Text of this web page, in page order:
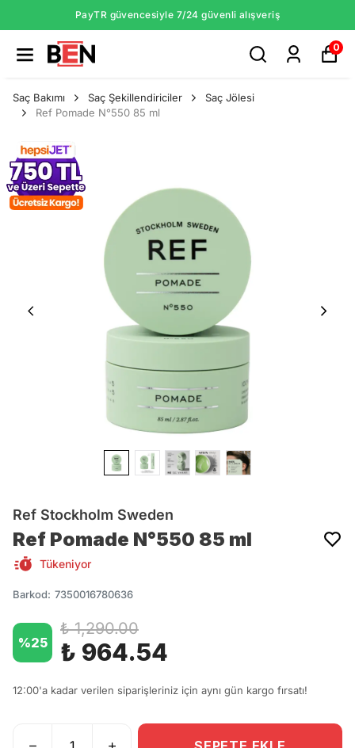
PayTR güvencesiyle 7/24 güvenli alışveriş
0
Saç Bakımı Saç Şekillendiriciler
Saç Jölesi
Ref Pomade N°550 85 ml
Ref Stockholm Sweden
Ref Pomade N°550 85 ml
Tükeniyor
Barkod: 7350016780636
%25
₺ 1,290.00
₺ 964.54
12:00'a kadar verilen siparişleriniz için aynı gün kargo fırsatı!